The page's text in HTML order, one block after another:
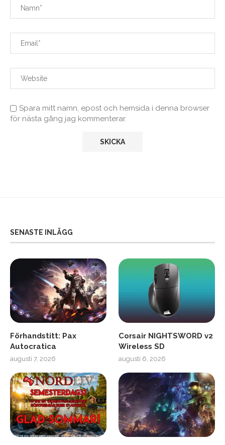
Spara mitt namn, epost och hemsida i denna browser
för nästa gång jag kommenterar.
SENASTE INLÄGG
Förhandstitt: Pax
Autocratica
augusti 7, 2026
Corsair NIGHTSWORD v2
Wireless SD
augusti 6, 2026